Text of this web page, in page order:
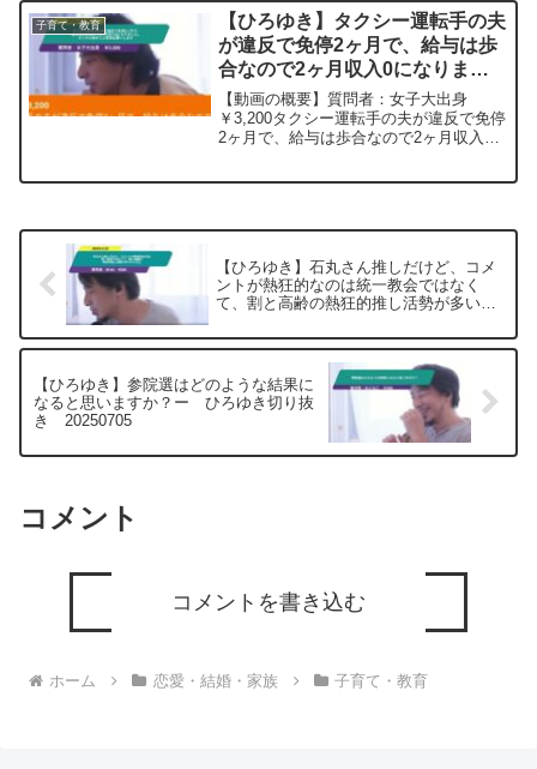
く保護者からの理解が得にくいです。フ
ランスや世界の性教育の実情...
子育て・教育
【ひろゆき】タクシー運転手の夫
が違反で免停2ヶ月で、給与は歩
合なので2ヶ月収入0になりまし
た。メンタル含めてご意見お願い
しますー ひろゆき切り抜き
20240516
【動画の概要】質問者：女子大出身
￥3,200タクシー運転手の夫が違反で免停
2ヶ月で、給与は歩合なので2ヶ月収入0
【ひろゆき】石丸さん推しだけど、コメ
ントが熱狂的なのは統一教会ではなく
て、割と高齢の熱狂的推し活勢が多いか
【ひろゆき】参院選はどのような結果に
なると思いますか？ー ひろゆき切り抜
き 20250705
コメント
コメントを書き込む
ホーム 恋愛・結婚・家族 子育て・教育